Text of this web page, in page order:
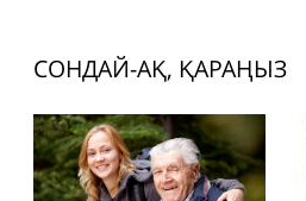
СОНДАЙ-АҚ, ҚАРАҢЫЗ